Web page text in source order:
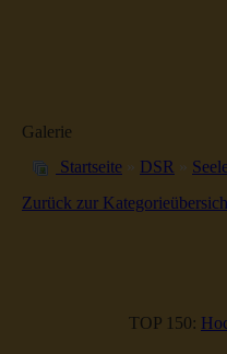
Galerie
Startseite » DSR »
Zurück zur
TOP 150: